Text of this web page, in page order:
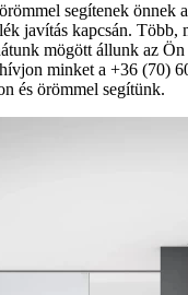
segítenek önnek
javítás kapcsán. Több,
mögött állunk az Ön
minket a +36 (70)
és örömmel segítünk.